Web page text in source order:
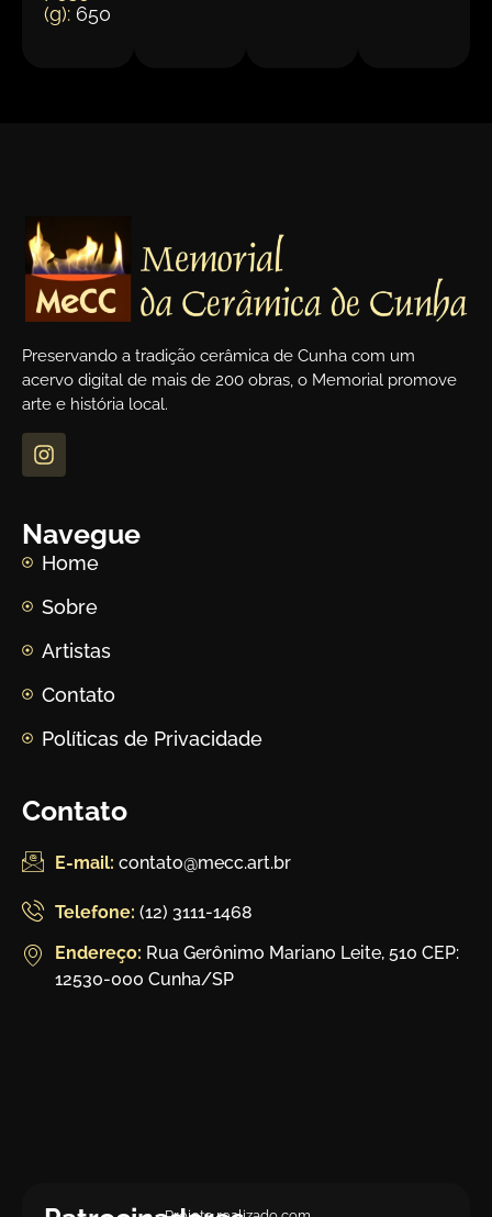
(g): 650
Preservando a tradição cerâmica de Cunha com um
acervo digital de mais de 200 obras, o Memorial promove
arte e história local.
Navegue
Home
Sobre
Artistas
Contato
Políticas de Privacidade
Contato
E-mail: contato@mecc.art.br
Telefone: (12) 3111-1468
Endereço: Rua Gerônimo Mariano Leite, 510 CEP:
12530-000 Cunha/SP